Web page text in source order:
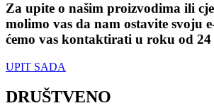
Za upite o našim proizvodima ili
molimo vas da nam ostavite svoju
ćemo vas kontaktirati u roku od 24
UPIT SADA
DRUŠTVENO